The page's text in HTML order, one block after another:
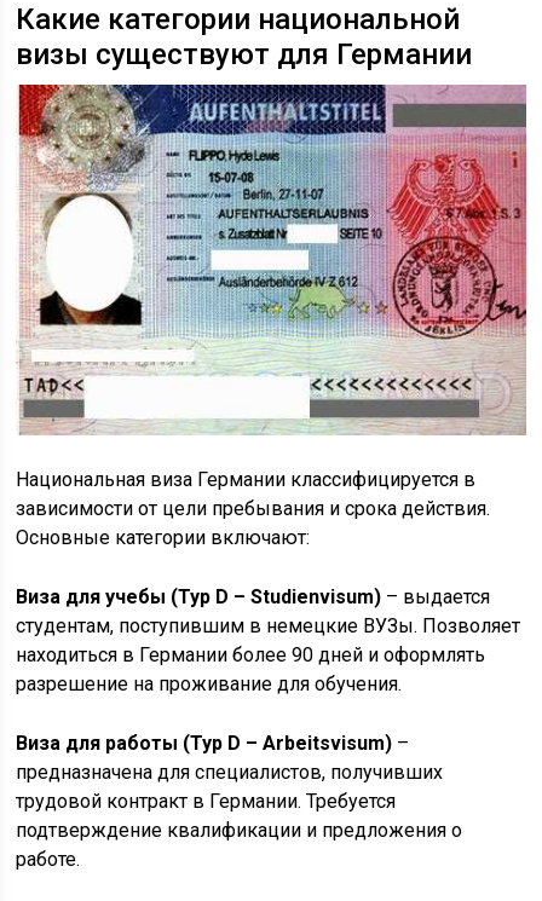
Какие категории национальной
визы существуют для Германии
Национальная виза Германии классифицируется в
зависимости от цели пребывания и срока действия.
Основные категории включают:
Виза для учебы (Typ D – Studienvisum) – выдается
студентам, поступившим в немецкие ВУЗы. Позволяет
находиться в Германии более 90 дней и оформлять
разрешение на проживание для обучения.
Виза для работы (Typ D – Arbeitsvisum) –
предназначена для специалистов, получивших
трудовой контракт в Германии. Требуется
подтверждение квалификации и предложения о
работе.